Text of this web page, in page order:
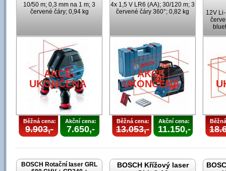
10/50 m; 0,3 mm na 1 m; 3
červené čáry; 0,94 kg
AKCE
UKONČENA
Běžná cena:
9.903,-
Akční cena:
7.650,-
4x 1,5 V LR6 (AA); 30/120 m; 3
červené čáry 360°; 0,82 kg
AKCE
UKONČENA
Běžná cena:
13.053,-
Akční cena:
11.150,-
12V
BOSCH Rotační laser GRL
BOSCH Křížový laser